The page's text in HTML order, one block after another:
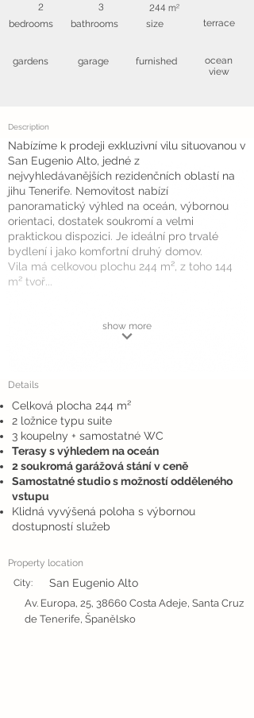
2
bedrooms
3
bathrooms
244 m²
size
gardens garage furnished
terrace
ocean
view
Description
Nabízíme k prodeji exkluzivní vilu situovanou v
San Eugenio Alto, jedné z
nejvyhledávanějších rezidenčních oblastí na
jihu Tenerife. Nemovitost nabízí
panoramatický výhled na oceán, výbornou
orientaci, dostatek soukromí a velmi
praktickou dispozici. Je ideální pro trvalé
bydlení i jako komfortní druhý domov.
Vila má celkovou plochu 244 m², z toho 144
m² tvoř...
show more
Details
Celková plocha 244 m²
2 ložnice typu suite
3 koupelny + samostatné WC
Terasy s výhledem na oceán
2 soukromá garážová stání v ceně
Samostatné studio s možností odděleného
vstupu
Klidná vyvýšená poloha s výbornou
dostupností služeb
Property location
City:
San Eugenio Alto
Av. Europa, 25, 38660 Costa Adeje, Santa Cruz
de Tenerife, Španělsko